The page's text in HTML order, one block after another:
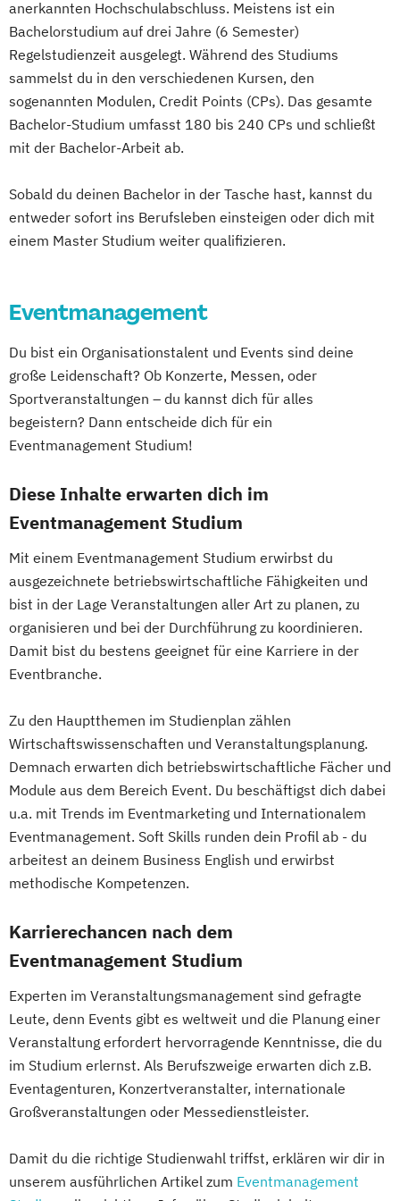
anerkannten Hochschulabschluss. Meistens ist ein
Bachelorstudium auf drei Jahre (6 Semester)
Regelstudienzeit ausgelegt. Während des Studiums
sammelst du in den verschiedenen Kursen, den
sogenannten Modulen, Credit Points (CPs). Das gesamte
Bachelor-Studium umfasst 180 bis 240 CPs und schließt
mit der Bachelor-Arbeit ab.
Sobald du deinen Bachelor in der Tasche hast, kannst du
entweder sofort ins Berufsleben einsteigen oder dich mit
einem Master Studium weiter qualifizieren.
Eventmanagement
Du bist ein Organisationstalent und Events sind deine
große Leidenschaft? Ob Konzerte, Messen, oder
Sportveranstaltungen – du kannst dich für alles
begeistern? Dann entscheide dich für ein
Eventmanagement Studium!
Diese Inhalte erwarten dich im
Eventmanagement Studium
Mit einem Eventmanagement Studium erwirbst du
ausgezeichnete betriebswirtschaftliche Fähigkeiten und
bist in der Lage Veranstaltungen aller Art zu planen, zu
organisieren und bei der Durchführung zu koordinieren.
Damit bist du bestens geeignet für eine Karriere in der
Eventbranche.
Zu den Hauptthemen im Studienplan zählen
Wirtschaftswissenschaften und Veranstaltungsplanung.
Demnach erwarten dich betriebswirtschaftliche Fächer und
Module aus dem Bereich Event. Du beschäftigst dich dabei
u.a. mit Trends im Eventmarketing und Internationalem
Eventmanagement. Soft Skills runden dein Profil ab - du
arbeitest an deinem Business English und erwirbst
methodische Kompetenzen.
Karrierechancen nach dem
Eventmanagement Studium
Experten im Veranstaltungsmanagement sind gefragte
Leute, denn Events gibt es weltweit und die Planung einer
Veranstaltung erfordert hervorragende Kenntnisse, die du
im Studium erlernst. Als Berufszweige erwarten dich z.B.
Eventagenturen, Konzertveranstalter, internationale
Großveranstaltungen oder Messedienstleister.
Damit du die richtige Studienwahl triffst, erklären wir dir in
unserem ausführlichen Artikel zum Eventmanagement